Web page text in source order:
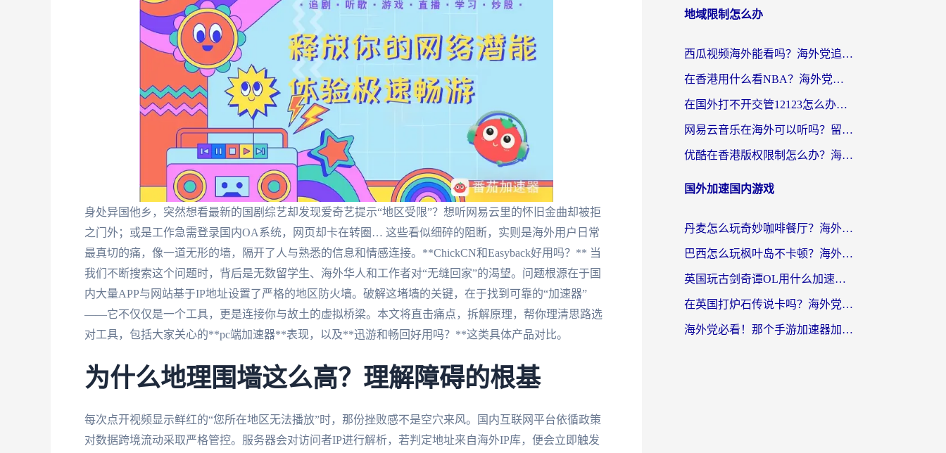
身处异国他乡，突然想看最新的国剧综艺却发现爱奇艺提示“地区受限”？想听网易云里的怀旧金曲却被拒
之门外；或是工作急需登录国内OA系统，网页却卡在转圈… 这些看似细碎的阻断，实则是海外用户日常
最真切的痛，像一道无形的墙，隔开了人与熟悉的信息和情感连接。**ChickCN和Easyback好用吗？** 当
我们不断搜索这个问题时，背后是无数留学生、海外华人和工作者对“无缝回家”的渴望。问题根源在于国
内大量APP与网站基于IP地址设置了严格的地区防火墙。破解这堵墙的关键，在于找到可靠的“加速器”
——它不仅仅是一个工具，更是连接你与故土的虚拟桥梁。本文将直击痛点，拆解原理，帮你理清思路选
对工具，包括大家关心的**pc端加速器**表现，以及**迅游和畅回好用吗？**这类具体产品对比。
为什么地理围墙这么高？理解障碍的根基
每次点开视频显示鲜红的“您所在地区无法播放”时，那份挫败感不是空穴来风。国内互联网平台依循政策
对数据跨境流动采取严格管控。服务器会对访问者IP进行解析，若判定地址来自海外IP库，便会立即触发
地域限制怎么办
西瓜视频海外能看吗？海外党追剧看片的终极解决方案来了
在香港用什么看NBA？海外党解锁国内体育直播的终极攻略
在国外打不开交管12123怎么办？海外华人必看的回国加速全攻略
网易云音乐在海外可以听吗？留学生亲测有效的回国加速方案
优酷在香港版权限制怎么办？海外党亲测有效的追剧加速方案
国外加速国内游戏
丹麦怎么玩奇妙咖啡餐厅？海外党国服游戏加速全攻略（附灌篮高手元气骑士实测）
巴西怎么玩枫叶岛不卡顿？海外玩家国服游戏加速器终极指南（含战双野兽领主提速秘籍）
英国玩古剑奇谭OL用什么加速器比较好？留学生亲测有效的国服游戏加速指南
在英国打炉石传说卡吗？海外党国服游戏不卡顿的终极指南
海外党必看！那个手游加速器加速放开那三国3最好？一篇解决国服游戏卡顿难题